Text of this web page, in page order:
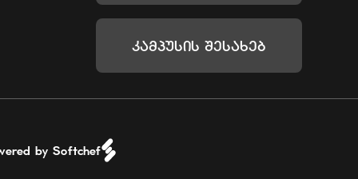
Კამპუსის Შესახებ
by Softchef